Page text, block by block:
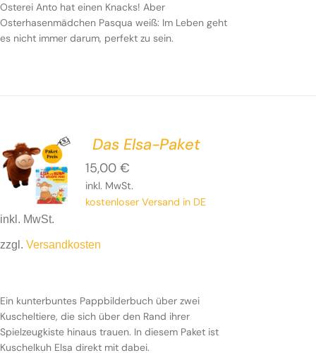
Osterei Anto hat einen Knacks! Aber
Osterhasenmädchen Pasqua weiß: Im Leben geht
es nicht immer darum, perfekt zu sein.
Das Elsa-Paket
15,00 €
inkl. MwSt.
kostenloser Versand in DE
inkl. MwSt.
zzgl. Versandkosten
Ein kunterbuntes Pappbilderbuch über zwei
Kuscheltiere, die sich über den Rand ihrer
Spielzeugkiste hinaus trauen. In diesem Paket ist
Kuschelkuh Elsa direkt mit dabei.